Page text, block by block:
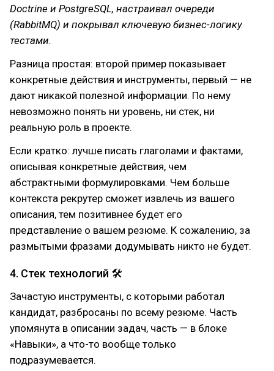
Doctrine и PostgreSQL, настраивал очереди
(RabbitMQ) и покрывал ключевую бизнес-логику
тестами.
Разница простая: второй пример показывает
конкретные действия и инструменты, первый — не
дают никакой полезной информации. По нему
невозможно понять ни уровень, ни стек, ни
реальную роль в проекте.
Если кратко: лучше писать глаголами и фактами,
описывая конкретные действия, чем
абстрактными формулировками. Чем больше
контекста рекрутер сможет извлечь из вашего
описания, тем позитивнее будет его
представление о вашем резюме. К сожалению, за
размытыми фразами додумывать никто не будет.
4. Стек технологий 🛠
Зачастую инструменты, с которыми работал
кандидат, разбросаны по всему резюме. Часть
упомянута в описании задач, часть — в блоке
«Навыки», а что-то вообще только
подразумевается.